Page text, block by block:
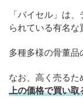
「バイセル」は
られている有名な
多種多様の骨董品
なお、高く売るた
上の価格で買い取